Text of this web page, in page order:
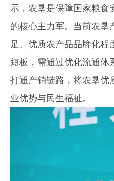
示，农垦是保障国家粮食
的核心主力军。当前农垦
足、优质农产品品牌化
短板，需通过优化流通体
打通产销链路，将农垦优
业优势与民生福祉。